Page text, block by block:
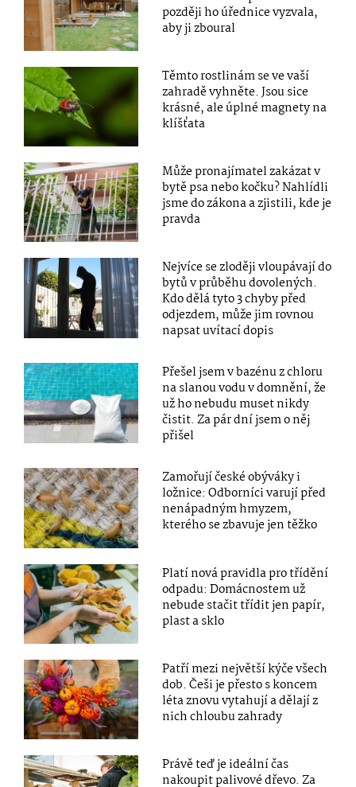
později ho úřednice vyzvala,
aby ji zboural
Těmto rostlinám se ve vaší
zahradě vyhněte. Jsou sice
krásné, ale úplné magnety na
klíšťata
Může pronajímatel zakázat v
bytě psa nebo kočku? Nahlídli
jsme do zákona a zjistili, kde je
pravda
Nejvíce se zloději vloupávají do
bytů v průběhu dovolených.
Kdo dělá tyto 3 chyby před
odjezdem, může jim rovnou
napsat uvítací dopis
Přešel jsem v bazénu z chloru
na slanou vodu v domnění, že
už ho nebudu muset nikdy
čistit. Za pár dní jsem o něj
přišel
Zamořují české obýváky i
ložnice: Odborníci varují před
nenápadným hmyzem,
kterého se zbavuje jen těžko
Platí nová pravidla pro třídění
odpadu: Domácnostem už
nebude stačit třídit jen papír,
plast a sklo
Patří mezi největší kýče všech
dob. Češi je přesto s koncem
léta znovu vytahují a dělají z
nich chloubu zahrady
Právě teď je ideální čas
nakoupit palivové dřevo. Za